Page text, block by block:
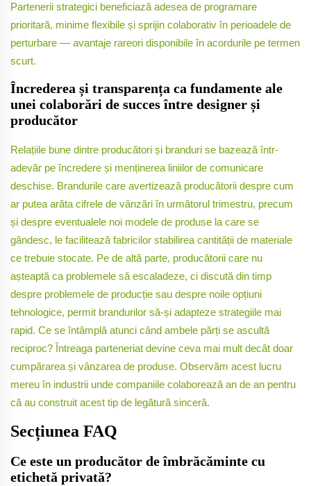
Partenerii strategici beneficiază adesea de programare
prioritară, minime flexibile și sprijin colaborativ în perioadele de
perturbare — avantaje rareori disponibile în acordurile pe termen
scurt.
Încrederea și transparența ca fundamente ale
unei colaborări de succes între designer și
producător
Relațiile bune dintre producători și branduri se bazează într-
adevăr pe încredere și menținerea liniilor de comunicare
deschise. Brandurile care avertizează producătorii despre cum
ar putea arăta cifrele de vânzări în următorul trimestru, precum
și despre eventualele noi modele de produse la care se
gândesc, le facilitează fabricilor stabilirea cantității de materiale
ce trebuie stocate. Pe de altă parte, producătorii care nu
așteaptă ca problemele să escaladeze, ci discută din timp
despre problemele de producție sau despre noile opțiuni
tehnologice, permit brandurilor să-și adapteze strategiile mai
rapid. Ce se întâmplă atunci când ambele părți se ascultă
reciproc? Întreaga parteneriat devine ceva mai mult decât doar
cumpărarea și vânzarea de produse. Observăm acest lucru
mereu în industrii unde companiile colaborează an de an pentru
că au construit acest tip de legătură sinceră.
Secțiunea FAQ
Ce este un producător de îmbrăcăminte cu
etichetă privată?